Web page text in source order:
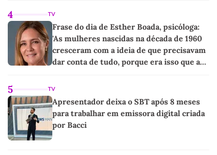
4 TV
Frase do dia de Esther Boada, psicóloga:
'As mulheres nascidas na década de 1960
cresceram com a ideia de que precisavam
dar conta de tudo, porque era isso que a
5 TV
Apresentador deixa o SBT após 8 meses
para trabalhar em emissora digital criada
por Bacci